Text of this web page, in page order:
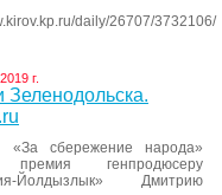
daily/26707/3732106/
г.
Зеленодольска.
«За сбережение народа»
премия генпродюсеру
Йолдызлык» Дмитрию